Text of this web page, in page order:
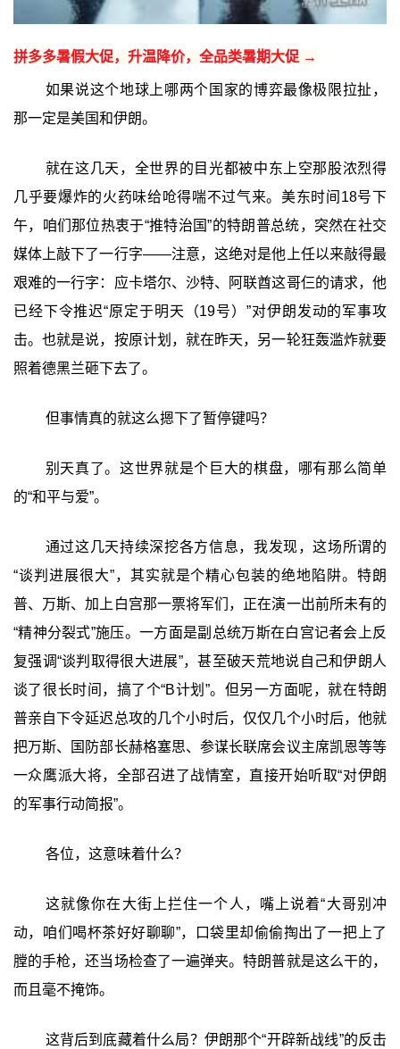
拼多多暑假大促，升温降价，全品类暑期大促 →
如果说这个地球上哪两个国家的博弈最像极限拉扯，
那一定是美国和伊朗。
就在这几天，全世界的目光都被中东上空那股浓烈得
几乎要爆炸的火药味给呛得喘不过气来。美东时间18号下
午，咱们那位热衷于“推特治国”的特朗普总统，突然在社交
媒体上敲下了一行字——注意，这绝对是他上任以来敲得最
艰难的一行字：应卡塔尔、沙特、阿联酋这哥仨的请求，他
已经下令推迟“原定于明天（19号）”对伊朗发动的军事攻
击。也就是说，按原计划，就在昨天，另一轮狂轰滥炸就要
照着德黑兰砸下去了。
但事情真的就这么摁下了暂停键吗？
别天真了。这世界就是个巨大的棋盘，哪有那么简单
的“和平与爱”。
通过这几天持续深挖各方信息，我发现，这场所谓的
“谈判进展很大”，其实就是个精心包装的绝地陷阱。特朗
普、万斯、加上白宫那一票将军们，正在演一出前所未有的
“精神分裂式”施压。一方面是副总统万斯在白宫记者会上反
复强调“谈判取得很大进展”，甚至破天荒地说自己和伊朗人
谈了很长时间，搞了个“B计划”。但另一方面呢，就在特朗
普亲自下令延迟总攻的几个小时后，仅仅几个小时后，他就
把万斯、国防部长赫格塞思、参谋长联席会议主席凯恩等等
一众鹰派大将，全部召进了战情室，直接开始听取“对伊朗
的军事行动简报”。
各位，这意味着什么？
这就像你在大街上拦住一个人，嘴上说着“大哥别冲
动，咱们喝杯茶好好聊聊”，口袋里却偷偷掏出了一把上了
膛的手枪，还当场检查了一遍弹夹。特朗普就是这么干的，
而且毫不掩饰。
这背后到底藏着什么局？伊朗那个“开辟新战线”的反击